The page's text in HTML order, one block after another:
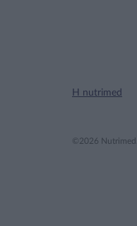
Η nutrimed
©2026 Nutrimed.